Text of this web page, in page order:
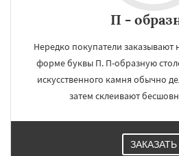
П -
Нередко покупатели заказывают
форме буквы П. П-образную
искусственного камня обычно
затем склеивают
ЗАКАЗАТЬ